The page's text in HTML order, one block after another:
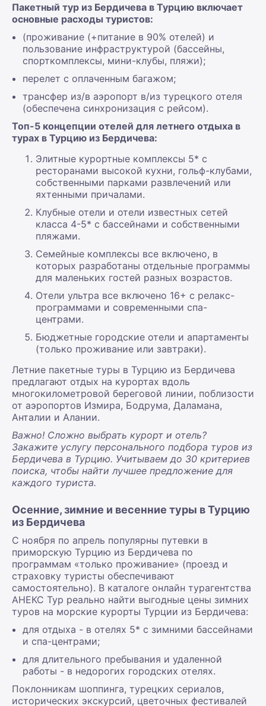
Пакетный тур из Бердичева в Турцию включает
основные расходы туристов:
(проживание (+питание в 90% отелей) и
пользование инфраструктурой (бассейны,
спорткомплексы, мини-клубы, пляжи);
перелет с оплаченным багажом;
трансфер из/в аэропорт в/из турецкого отеля
(обеспечена синхронизация с рейсом).
Топ-5 концепции отелей для летнего отдыха в
турах в Турцию из Бердичева:
Элитные курортные комплексы 5* с
ресторанами высокой кухни, гольф-клубами,
собственными парками развлечений или
яхтенными причалами.
Клубные отели и отели известных сетей
класса 4-5* с бассейнами и собственными
пляжами.
Семейные комплексы все включено, в
которых разработаны отдельные программы
для маленьких гостей разных возрастов.
Отели ультра все включено 16+ с релакс-
программами и современными спа-
центрами.
Бюджетные городские отели и апартаменты
(только проживание или завтраки).
Летние пакетные туры в Турцию из Бердичева
предлагают отдых на курортах вдоль
многокилометровой береговой линии, поблизости
от аэропортов Измира, Бодрума, Даламана,
Анталии и Алании.
Важно! Сложно выбрать курорт и отель?
Закажите услугу персонального подбора туров из
Бердичева в Турцию. Учитываем до 30 критериев
поиска, чтобы найти лучшее предложение для
каждого туриста.
Осенние, зимние и весенние туры в Турцию
из Бердичева
С ноября по апрель популярны путевки в
приморскую Турцию из Бердичева по
программам «только проживание» (проезд и
страховку туристы обеспечивают
самостоятельно). В каталоге онлайн турагентства
АНЕКС Тур реально найти выгодные цены зимних
туров на морские курорты Турции из Бердичева:
для отдыха - в отелях 5* с зимними бассейнами
и спа-центрами;
для длительного пребывания и удаленной
работы - в недорогих городских отелях.
Поклонникам шоппинга, турецких сериалов,
исторических экскурсий, цветочных фестивалей